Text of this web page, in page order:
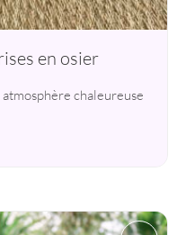
en osier
chaleureuse